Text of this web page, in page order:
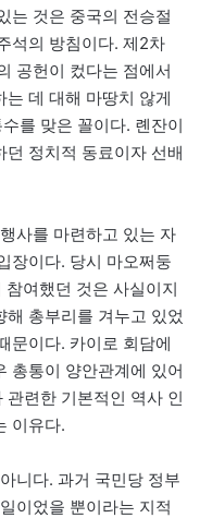
는 것은 중국의 전승절
석의 방침이다. 제2차
공헌이 컸다는 점에서
데 대해 마땅치 않게
를 맞은 꼴이다. 롄잔이
정치적 동료이자 선배
사를 마련하고 있는 자
장이다. 당시 마오쩌둥
여했던 것은 사실이지
총부리를 겨누고 있었
문이다. 카이로 회담에
총통이 양안관계에 있어
련한 기본적인 역사 인
이유다.
니다. 과거 국민당 정부
이었을 뿐이라는 지적